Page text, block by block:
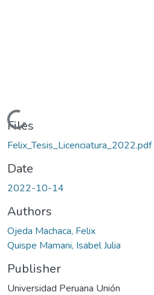
Loading...
Files
Felix_Tesis_Licenciatura_2022.pdf
Date
2022-10-14
Authors
Ojeda Machaca, Felix
Quispe Mamani, Isabel Julia
Publisher
Universidad Peruana Unión